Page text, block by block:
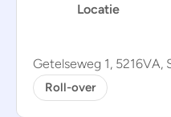
Locatie
Getelseweg 1, 5216VA,
Roll-over